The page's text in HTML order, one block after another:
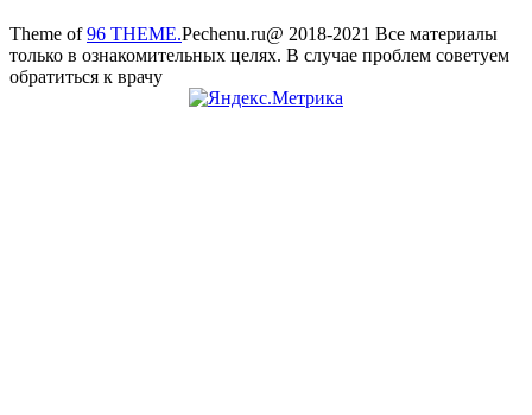
Theme of96 THEME.Pechenu.ru@ 2018-2021 Все материалы
только в ознакомительных целях. В случае проблем советуем
обратиться к врачу